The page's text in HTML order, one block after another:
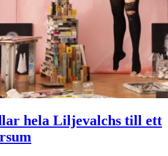
hela Liljevalchs till ett